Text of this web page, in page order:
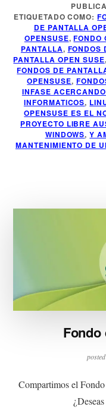
ETIQUETADO COMO:
DE PANTALLA
OPENSUSE,FONDO
PANTALLA, FONDOS
PANTALLA OPEN SUSE,
FONDOS DE
OPENSUSE,
INFASE
INFORMATICOS,
OPENSUSE ES EL
PROYECTO LIBRE
WINDOWS,Y
MANTENIMIENTO DE
Fondo
Compartimos el Fondo